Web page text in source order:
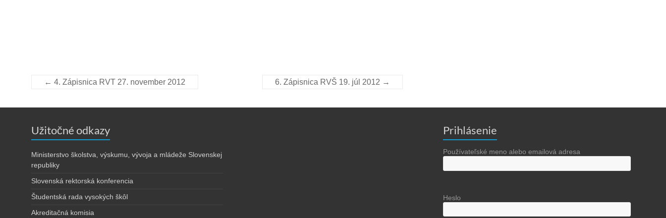
← 4. Zápisnica RVT 27. november 2012 6. Zápisnica RVŠ 19. júl 2012 →
Užitočné odkazy
Ministerstvo školstva, výskumu, vývoja a mládeže Slovenskej
republiky
Slovenská rektorská konferencia
Študentská rada vysokých škôl
Akreditačná komisia
Prihlásenie
Používateľské meno alebo emailová adresa
Heslo